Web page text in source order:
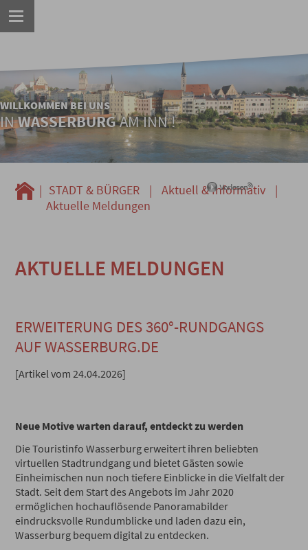
WILLKOMMEN BEI UNS
INWASSERBURGAM INN !
| STADT & BÜRGER | Aktuell & Informativ
|
Aktuelle Meldungen
AKTUELLE MELDUNGEN
ERWEITERUNG DES 360°-RUNDGANGS
AUF WASSERBURG.DE
[Artikel vom 24.04.2026]
Neue Motive warten darauf, entdeckt zu werden
Die Touristinfo Wasserburg erweitert ihren beliebten
virtuellen Stadtrundgang und bietet Gästen sowie
Einheimischen nun noch tiefere Einblicke in die Vielfalt der
Stadt. Seit dem Start des Angebots im Jahr 2020
ermöglichen hochauflösende Panoramabilder
eindrucksvolle Rundumblicke und laden dazu ein,
Wasserburg bequem digital zu entdecken.